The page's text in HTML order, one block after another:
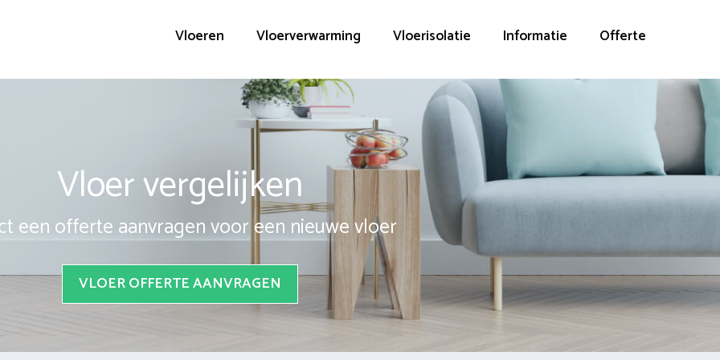
Vloeren Vloerverwarming Vloerisolatie Informatie Offerte
Vloer vergelijken
een offerte aanvragen voor een nieuwe vloer
VLOER OFFERTE AANVRAGEN